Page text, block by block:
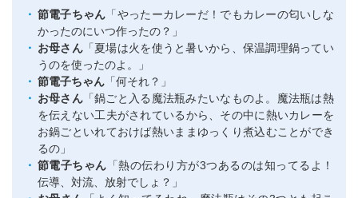
節電子ちゃん 「やったーカレーだ！でもカレーの匂いしな
かったのにいつ作ったの？」
お母さん「夏場は火を使うと暑いから、保温調理鍋ってい
うのを使ったのよ。」
節電子ちゃん「何それ？」
お母さん「鍋ごと入る魔法瓶みたいなものよ。魔法瓶は熱
を伝えない工夫がされているから、その中に熱いカレーを
お鍋ごといれておけば熱いままゆっくり煮込むことができ
るの」
節電子ちゃん 「熱の伝わり方が3つあるのは知ってるよ！
伝導、対流、放射でしょ？」